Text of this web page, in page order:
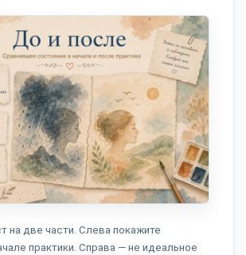
на две части. Слева покажите
практики. Справа — не идеальное